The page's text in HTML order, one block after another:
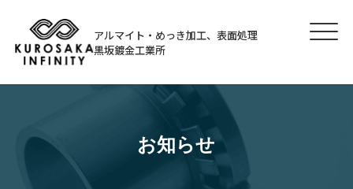
アルマイト・めっき加工、表面処理
黒坂鍍金工業所
お知らせ